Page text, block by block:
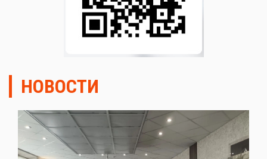
НОВОСТИ